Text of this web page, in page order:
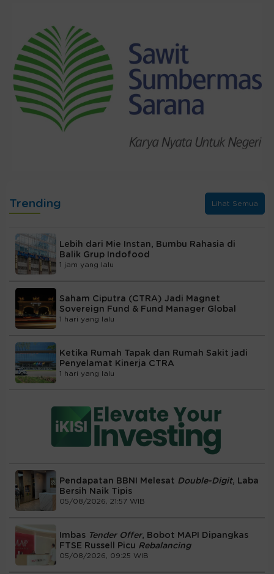
Trending Lihat Semua
Lebih dari Mie Instan, Bumbu Rahasia di
Balik Grup Indofood
1 jam yang lalu
Saham Ciputra (CTRA) Jadi Magnet
Sovereign Fund & Fund Manager Global
1 hari yang lalu
Ketika Rumah Tapak dan Rumah Sakit jadi
Penyelamat Kinerja CTRA
1 hari yang lalu
Pendapatan BBNI Melesat Double-Digit, Laba
Bersih Naik Tipis
05/08/2026, 21:57 WIB
Imbas Tender Offer, Bobot MAPI Dipangkas
FTSE Russell Picu Rebalancing
05/08/2026, 09:25 WIB